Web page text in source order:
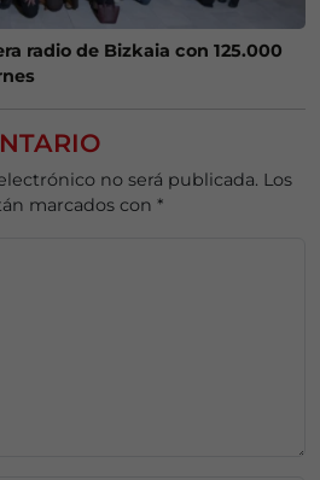
radio de Bizkaia con 125.000
no será publicada. Los
marcados con *